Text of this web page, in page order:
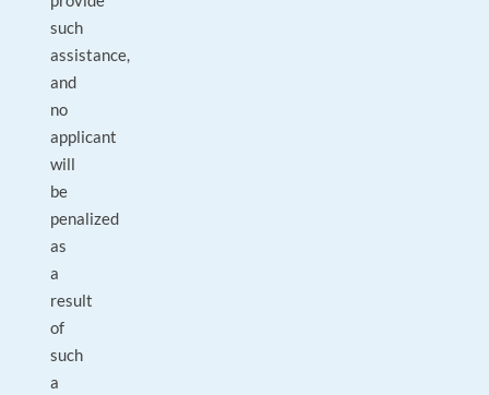
such
assistance,
and
no
applicant
will
be
penalized
as
a
result
of
such
a